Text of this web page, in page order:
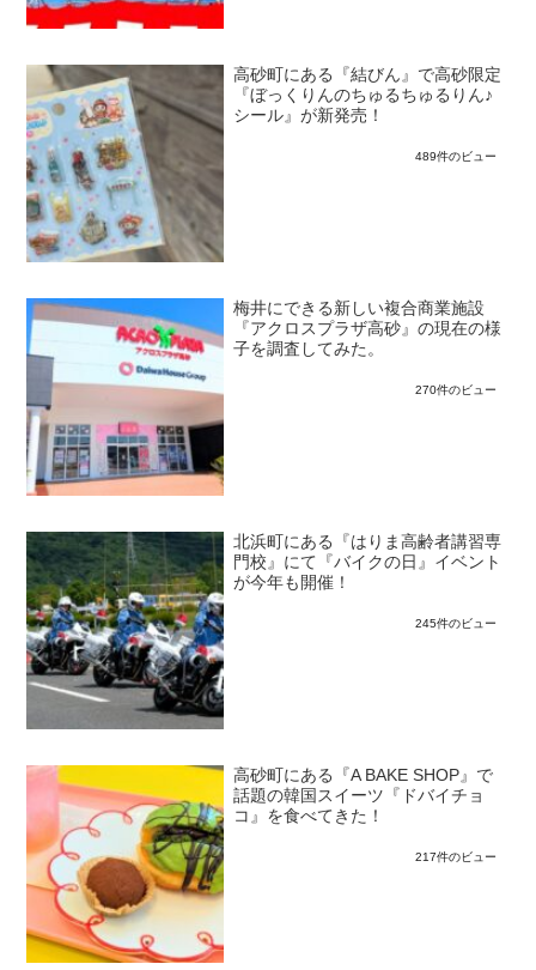
高砂町にある『結びん』で高砂限定
『ぼっくりんのちゅるちゅるりん♪
シール』が新発売！
489件のビュー
梅井にできる新しい複合商業施設
『アクロスプラザ高砂』の現在の様
子を調査してみた。
270件のビュー
北浜町にある『はりま高齢者講習専
門校』にて『バイクの日』イベント
が今年も開催！
245件のビュー
高砂町にある『A BAKE SHOP』で
話題の韓国スイーツ『ドバイチョ
コ』を食べてきた！
217件のビュー